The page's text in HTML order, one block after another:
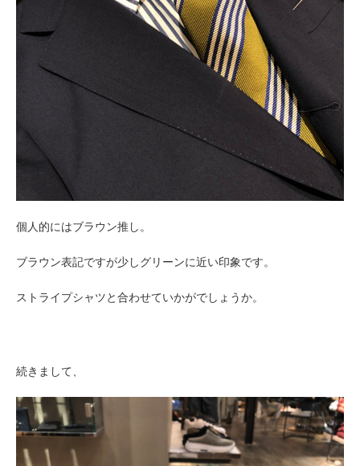
個人的にはブラウン推し。
ブラウン表記ですが少しグリーンに近い印象です。
ストライプシャツと合わせていかがでしょうか。
続きまして、